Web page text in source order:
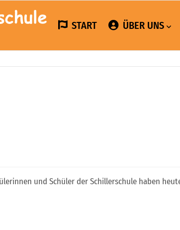
START ÜBER UNS
und Schüler der Schillerschule haben